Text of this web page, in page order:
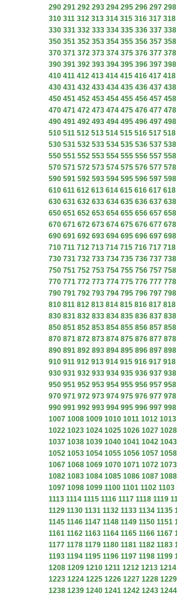
290 291 292 293 294 295 296 297 298
310 311 312 313 314 315 316 317 318
330 331 332 333 334 335 336 337 338
350 351 352 353 354 355 356 357 358
370 371 372 373 374 375 376 377 378
390 391 392 393 394 395 396 397 398
410 411 412 413 414 415 416 417 418
430 431 432 433 434 435 436 437 438
450 451 452 453 454 455 456 457 458
470 471 472 473 474 475 476 477 478
490 491 492 493 494 495 496 497 498
510 511 512 513 514 515 516 517 518
530 531 532 533 534 535 536 537 538
550 551 552 553 554 555 556 557 558
570 571 572 573 574 575 576 577 578
590 591 592 593 594 595 596 597 598
610 611 612 613 614 615 616 617 618
630 631 632 633 634 635 636 637 638
650 651 652 653 654 655 656 657 658
670 671 672 673 674 675 676 677 678
690 691 692 693 694 695 696 697 698
710 711 712 713 714 715 716 717 718
730 731 732 733 734 735 736 737 738
750 751 752 753 754 755 756 757 758
770 771 772 773 774 775 776 777 778
790 791 792 793 794 795 796 797 798
810 811 812 813 814 815 816 817 818
830 831 832 833 834 835 836 837 838
850 851 852 853 854 855 856 857 858
870 871 872 873 874 875 876 877 878
890 891 892 893 894 895 896 897 898
910 911 912 913 914 915 916 917 918
930 931 932 933 934 935 936 937 938
950 951 952 953 954 955 956 957 958
970 971 972 973 974 975 976 977 978
990 991 992 993 994 995 996 997 998
1007 1008 1009 1010 1011 1012 1013
1022 1023 1024 1025 1026 1027 1028
1037 1038 1039 1040 1041 1042 1043
1052 1053 1054 1055 1056 1057 1058
1067 1068 1069 1070 1071 1072 1073
1082 1083 1084 1085 1086 1087 1088
1097 1098 1099 1100 1101 1102 1103
1113 1114 1115 1116 1117 1118 1119
1129 1130 1131 1132 1133 1134 1135
1145 1146 1147 1148 1149 1150 1151
1161 1162 1163 1164 1165 1166 1167
1177 1178 1179 1180 1181 1182 1183
1193 1194 1195 1196 1197 1198 1199
1208 1209 1210 1211 1212 1213 1214
1223 1224 1225 1226 1227 1228 1229
1238 1239 1240 1241 1242 1243 1244